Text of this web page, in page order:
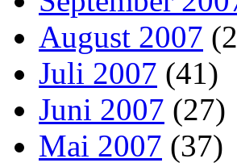
August 2007
Juli 2007 (41)
Juni 2007 (27)
Mai 2007 (37)